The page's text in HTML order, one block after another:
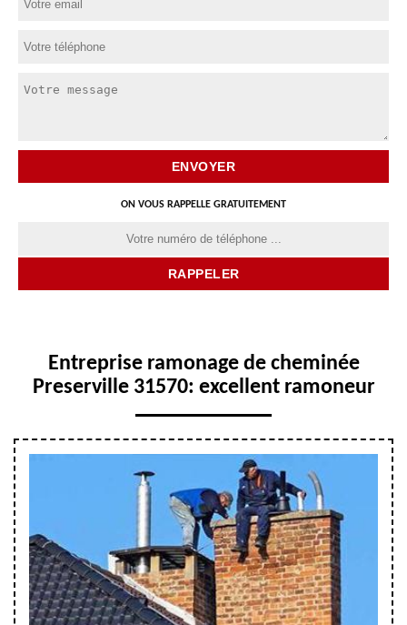
ON VOUS RAPPELLE GRATUITEMENT
Entreprise ramonage de cheminée
Preserville 31570: excellent ramoneur